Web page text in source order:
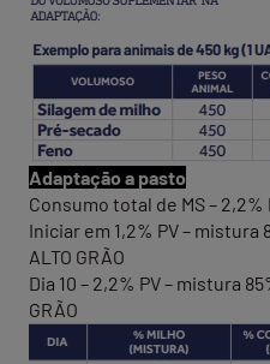
Adaptação a pasto
Consumo total de MS – 2,2%
Iniciar em 1,2% PV – mistura
ALTO GRÃO
Dia 10 – 2,2% PV – mistura
GRÃO